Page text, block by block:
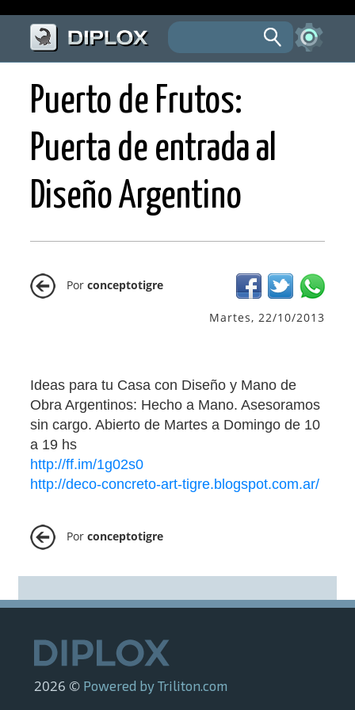
Puerto de Frutos:
Puerta de entrada al
Diseño Argentino
Porconceptotigre
Martes, 22/10/2013
Ideas para tu Casa con Diseño y Mano de
Obra Argentinos: Hecho a Mano. Asesoramos
sin cargo. Abierto de Martes a Domingo de 10
a 19 hs
http://ff.im/1g02s0
http://deco-concreto-art-tigre.blogspot.com.ar/
Porconceptotigre
2026 © Powered by Triliton.com